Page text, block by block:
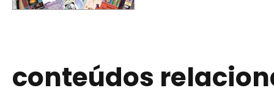
conteúdos